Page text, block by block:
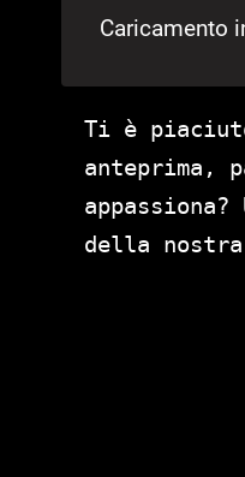
Caricamento
Ti è
anteprima,
della nostra